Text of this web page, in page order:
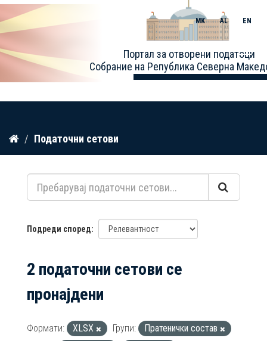
Прескокнете
содржина
Портал за отворени податоци
Собрание на Република Северна
MK AL EN
Toggle
Податочни сетови
Подреди според
2 податочни сетови се
пронајдени
Формати: XLSX Групи:
Пратенички состав